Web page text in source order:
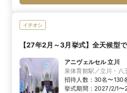
イチオシ
【27年2月～3月挙式】全天候型
アニヴェルセル 立川
泉体育館駅／立川・八
招待人数： 30名〜130
挙式期間： 2027/2/1〜